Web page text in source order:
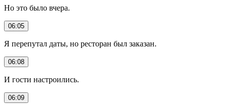
Но это было вчера.
06:05
Я перепутал даты, но ресторан был заказан.
06:08
И гости настроились.
06:09